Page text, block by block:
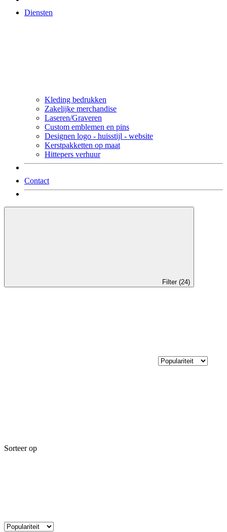
Diensten
Kleding bedrukken
Zakelijke merchandise
Laseren/Graveren
Custom emblemen en pins
Designen logo - huisstijl - website
Kerstpakketten op maat
Hittepers verhuur
Contact
Filter (24)
Sorteer op